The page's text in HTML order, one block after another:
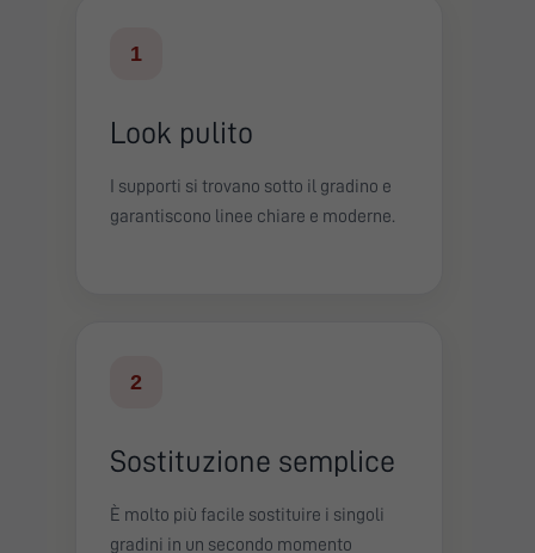
1
Look pulito
I supporti si trovano sotto il gradino e
garantiscono linee chiare e moderne.
2
Sostituzione semplice
È molto più facile sostituire i singoli
gradini in un secondo momento